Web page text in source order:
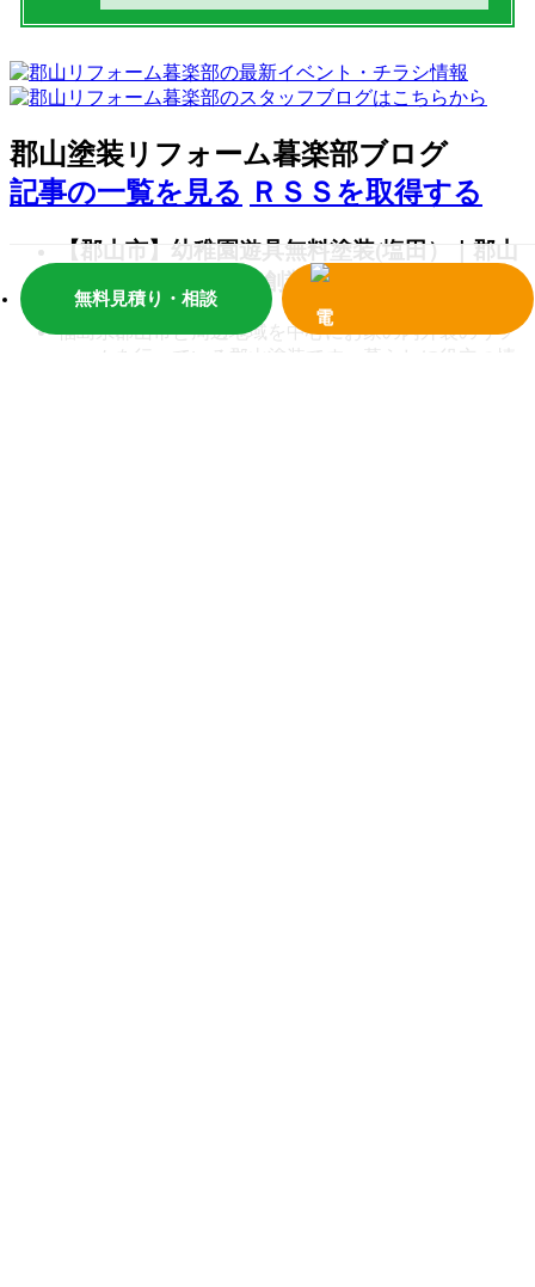
無料見積り・相談
郡山塗装リフォーム暮楽部ブログ
記事の一覧を見る
ＲＳＳを取得する
【郡山市】幼稚園遊具無料塗装(塩田）｜郡山
市でリフォームなら創業97年の郡山塗装
福島県郡山市と周辺地域を中心にお家の内外装のリフ
ォームを行っている郡山塗装です。暮らしに役立つ情